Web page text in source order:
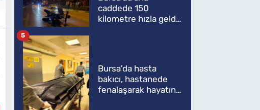
caddede 150
kilometre hızla geldi,
Bursa'da hasta
bakıcı, hastanede
fenalaşarak hayatını
5